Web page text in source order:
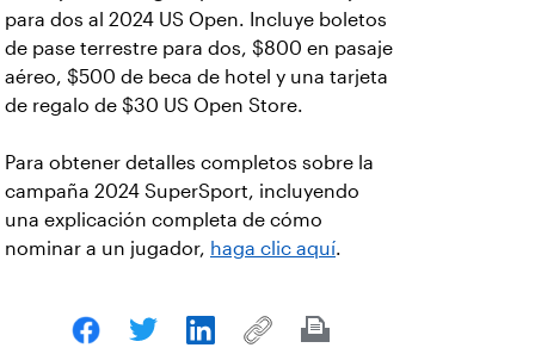
para dos al 2024 US Open. Incluye boletos
de pase terrestre para dos, $800 en pasaje
aéreo, $500 de beca de hotel y una tarjeta
de regalo de $30 US Open Store.
Para obtener detalles completos sobre la
campaña 2024 SuperSport, incluyendo
una explicación completa de cómo
nominar a un jugador, haga clic aquí.